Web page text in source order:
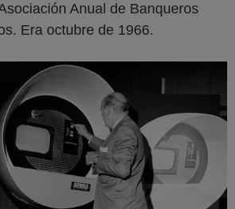
Anual de Banqueros
Era octubre de 1966.